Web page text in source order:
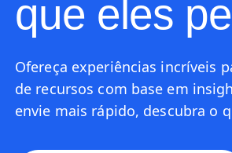
que eles
Ofereça experiências incríveis
de recursos com base em
envie mais rápido, descubra o